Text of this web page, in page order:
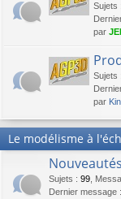
Sujets
par
Sujets
par
Le modélisme à
Nouveautés
Sujets : 99
Dernier message :